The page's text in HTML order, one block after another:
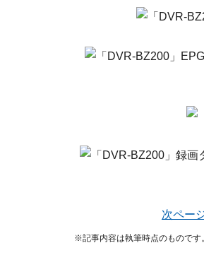
録画
次ペー
※記事内容は執筆時点のものです